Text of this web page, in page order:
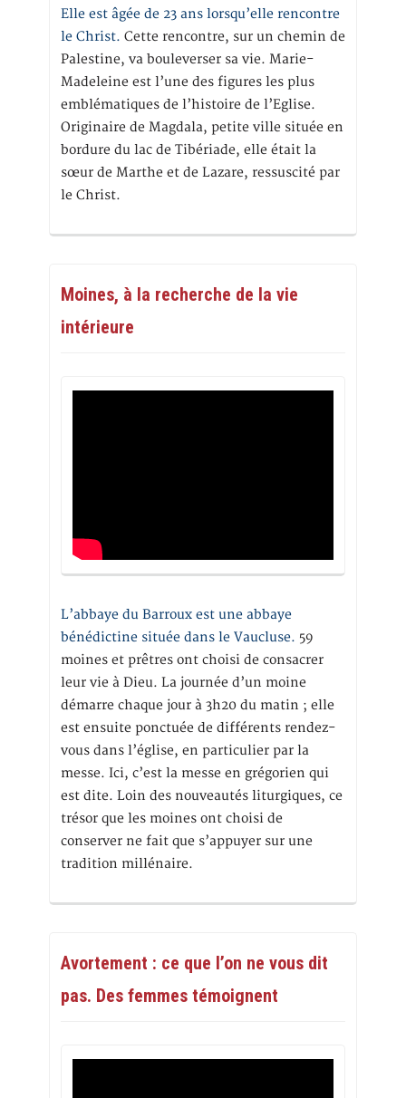
Elle est âgée de 23 ans lorsqu’elle rencontre
le Christ. Cette rencontre, sur un chemin de
Palestine, va bouleverser sa vie. Marie-
Madeleine est l’une des figures les plus
emblématiques de l’histoire de l’Eglise.
Originaire de Magdala, petite ville située en
bordure du lac de Tibériade, elle était la
sœur de Marthe et de Lazare, ressuscité par
le Christ.
Moines, à la recherche de la vie
intérieure
L’abbaye du Barroux est une abbaye
bénédictine située dans le Vaucluse. 59
moines et prêtres ont choisi de consacrer
leur vie à Dieu. La journée d’un moine
démarre chaque jour à 3h20 du matin ; elle
est ensuite ponctuée de différents rendez-
vous dans l’église, en particulier par la
messe. Ici, c’est la messe en grégorien qui
est dite. Loin des nouveautés liturgiques, ce
trésor que les moines ont choisi de
conserver ne fait que s’appuyer sur une
tradition millénaire.
Avortement : ce que l’on ne vous dit
pas. Des femmes témoignent